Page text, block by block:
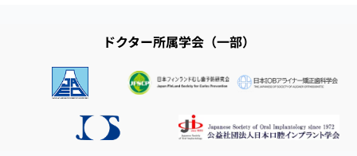
ドクター所属学会（一部）